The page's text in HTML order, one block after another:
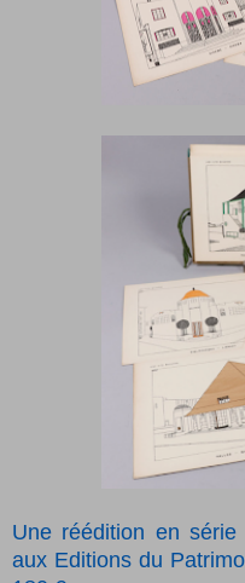
Une réédition en
aux Editions du